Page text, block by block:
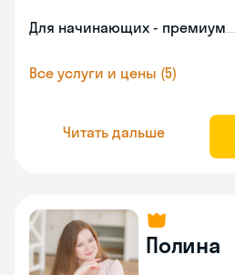
Для начинающих - премиум
Все услуги и цены (5)
Читать дальше
Полина